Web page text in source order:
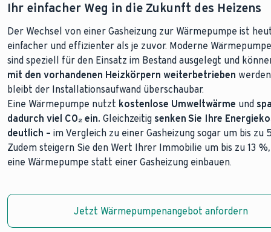
Ihr einfacher Weg in die Zukunft des Heizens
Der Wechsel von einer Gasheizung zur Wärmepumpe ist
einfacher und effizienter als je zuvor. Moderne
sind speziell für den Einsatz im Bestand ausgelegt und
mit den vorhandenen Heizkörpern weiterbetrieben
bleibt der Installationsaufwand überschaubar.
Eine Wärmepumpe nutzt kostenlose Umweltwärme und
dadurch viel CO₂ ein. Gleichzeitig senken Sie Ihre
deutlich – im Vergleich zu einer Gasheizung sogar um bis zu
Zudem steigern Sie den Wert Ihrer Immobilie um bis zu 13
eine Wärmepumpe statt einer Gasheizung einbauen.
Jetzt Wärmepumpenangebot anfordern
Mehr Platz, mehr Effizienz, mehr
Der Umstieg von einer Ölheizung auf eine Wärmepumpe
gleich mehrere Vorteile: Sie gewinnen Platzzurück, weil der
entfällt, senken Ihre Energiekosten dauerhaft und
von Lieferengpässen oder unangenehmen Gerüchen.
Moderne Wärmepumpen können heuteauch in älteren
zuverlässig eingesetzt werden – selbst dann, wenn etwas
Vorlauftemperaturen benötigt werden. Wir analysieren
Ihnen, welche Anpassungen sinnvoll sind, um die neue
zu betreiben. Mit unserer Unterstützung wird der Wechsel
Wärmepumpe ein reibungsloser Schritt in RichtungKomfort,
Jetzt Wärmepumpenangebot anfordern